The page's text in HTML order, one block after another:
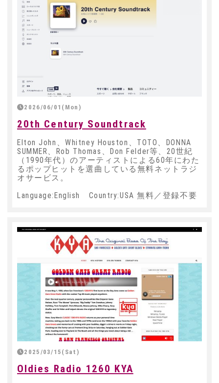
2026/06/01(Mon)
20th Century Soundtrack
Elton John、Whitney Houston、TOTO、DONNA
SUMMER、Rob Thomas、Don Felder等、20世紀
（1990年代）のアーティストによる60年にわた
るポップヒットを選曲している無料ネットラジ
オサービス。
Language:English Country:USA 無料／登録不要
2025/03/15(Sat)
Oldies Radio 1260 KYA